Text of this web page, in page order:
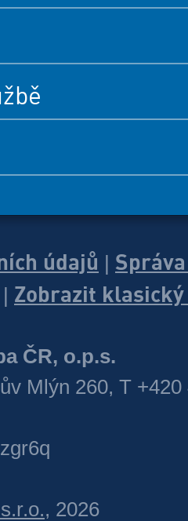
údajů
Zobrazit
ČR, o.p.s.
Mlýn 260, T +420
, 2026